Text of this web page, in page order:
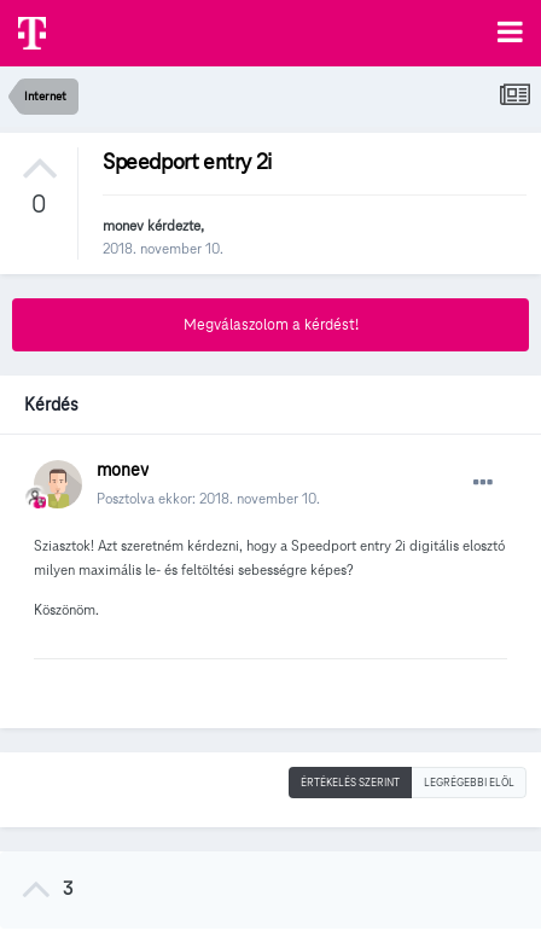
Internet
0
Speedport entry 2i
monev kérdezte,
2018. november 10.
Megválaszolom a kérdést!
Kérdés
monev
Posztolva ekkor: 2018. november 10.
Sziasztok! Azt szeretném kérdezni, hogy a Speedport entry 2i digitális elosztó
milyen maximális le- és feltöltési sebességre képes?
Köszönöm.
ÉRTÉKELÉS SZERINT LEGRÉGEBBI ELÖL
3